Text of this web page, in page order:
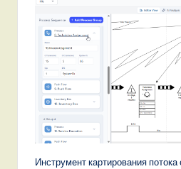
Инструмент картирования потока